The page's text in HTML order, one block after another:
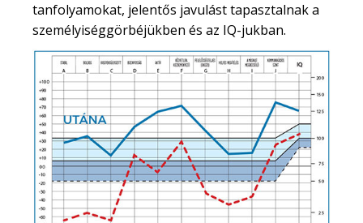
tanfolyamokat, jelentős javulást tapasztalnak a
személyiséggörbéjükben és az IQ-jukban.